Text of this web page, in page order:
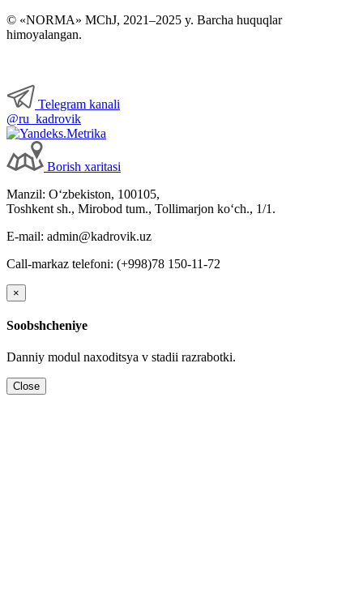
© «NORMA» MChJ, 2021–2025 y. Barcha huquqlar
himoyalangan.
Telegram kanali
@ru_kadrovik
Borish хaritasi
Manzil: Oʻzbekiston, 100105,
Toshkent sh., Mirobod tum., Tollimarjon koʻch., 1/1.
E-mail: admin@kadrovik.uz
Call-markaz telefoni: (+998)78 150-11-72
×
Soobshcheniye
Danniy modul naхoditsya v stadii razrabotki.
Close